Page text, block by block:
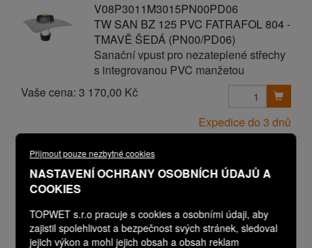
Přijmout pouze nezbytné cookies
NASTAVENÍ OCHRANY OSOBNÍCH ÚDAJŮ A
COOKIES
TOPWET s.r.o pracuje s cookies a osobními údaji, aby
zajistil spolehlivost a bezpečnost svých stránek, sledoval
jejich výkon a mohl jejich obsah a obsah reklam
V08P3011M3015PN00PD06
TW SAN BZ 125 PVC FATRAFOL 804 -
TMAVĚ ŠEDÁ (PN00/PD06)
Sanační vpust pro nezateplené střechy
s integrovanou PVC manžetou
Vaše cena: 3 170,00 Kč
Expedice do 3 dnů
V08P3011M3017PN00PD00
TW SAN BZ 125 PVC FLAGON ŠEDÁ
Sanační vpust pro nezateplené střechy
Vaše cena:2 570,00 Kč